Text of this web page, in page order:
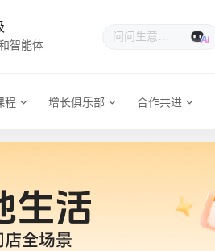
智能体
程 增长俱乐部 合作共进